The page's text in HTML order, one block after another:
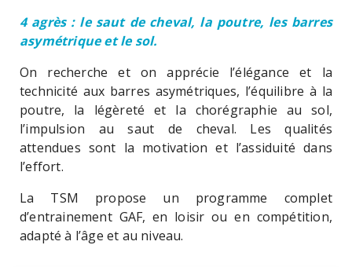
4 agrès : le saut de cheval, la poutre, les barres
asymétrique et le sol.
On recherche et on apprécie l’élégance et la
technicité aux barres asymétriques, l’équilibre à la
poutre, la légèreté et la chorégraphie au sol,
l’impulsion au saut de cheval. Les qualités
attendues sont la motivation et l’assiduité dans
l’effort.
La TSM propose un programme complet
d’entrainement GAF, en loisir ou en compétition,
adapté à l’âge et au niveau.